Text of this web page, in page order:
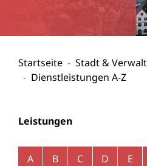
Startseite Stadt &
Dienstleistungen A-Z
Leistungen
Alphabetisches Register
A B C D E